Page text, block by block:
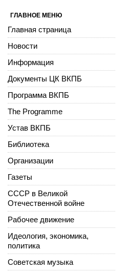
ГЛАВНОЕ МЕНЮ
Главная страница
Новости
Информация
Документы ЦК ВКПБ
Программа ВКПБ
The Programme
Устав ВКПБ
Библиотека
Организации
Газеты
СССР в Великой
Отечественной войне
Рабочее движение
Идеология, экономика,
политика
Советская музыка